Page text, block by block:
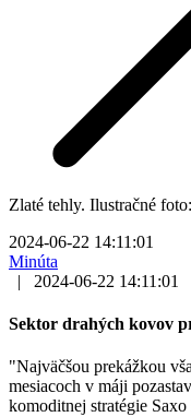
Zlaté tehly. Ilustračné
2024-06-22 14:11:01
Minúta
|
2024-06-22 14:11:01
Sektor drahých kovov
"Najväčšou prekážkou
mesiacoch v máji
komoditnej stratégie